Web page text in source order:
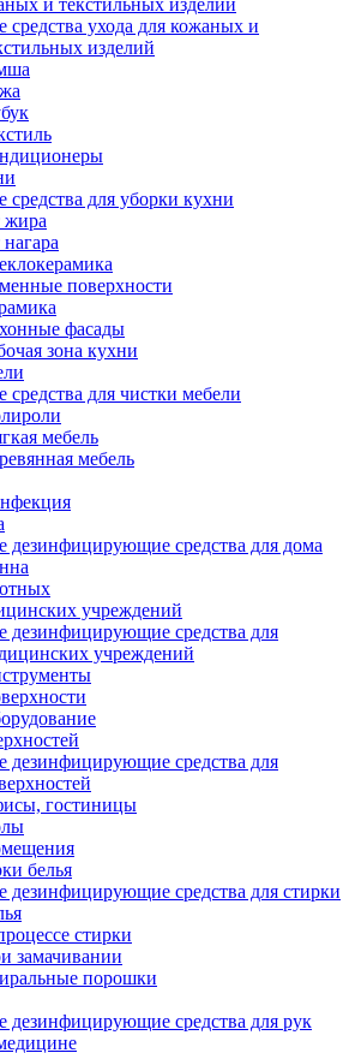
и текстильных изделий
средства ухода для кожаных и
изделий
средства для уборки кухни
поверхности
фасады
зона кухни
средства для чистки мебели
мебель
мебель
дезинфицирующие средства для дома
учреждений
дезинфицирующие средства для
учреждений
дезинфицирующие средства для
гостиницы
белья
дезинфицирующие средства для стирки
стирки
замачивании
порошки
дезинфицирующие средства для рук